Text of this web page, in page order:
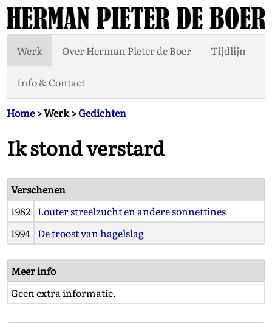
Werk Over Herman Pieter de Boer Tijdlijn
Info & Contact
Home> Werk >Gedichten
Ik stond verstard
Verschenen
1982 Louter streelzucht en andere sonnettines
1994 De troost van hagelslag
Meer info
Geen extra informatie.